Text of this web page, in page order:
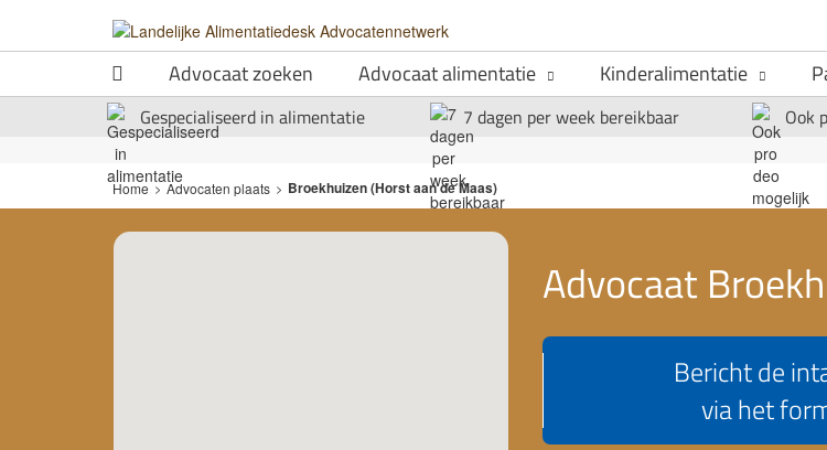
Advocaat zoeken Advocaat alimentatie Kinderalimentatie
Gespecialiseerd in alimentatie 7 dagen per week bereikbaar Ook
Home > Advocaten plaats > Broekhuizen (Horst aan de Maas)
Advocaat
Bericht de
via het